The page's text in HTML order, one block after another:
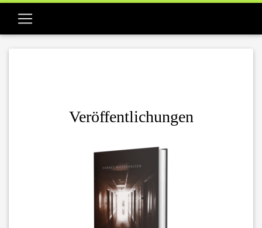
Veröffentlichungen